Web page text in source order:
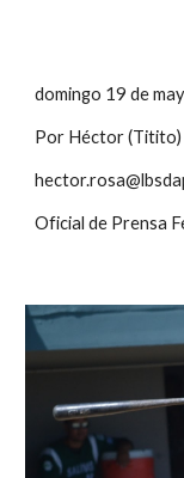
domingo 19 de
Por Héctor (Titito)
Oficial de Prensa